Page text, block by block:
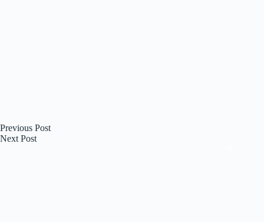
Previous Post
Next Post